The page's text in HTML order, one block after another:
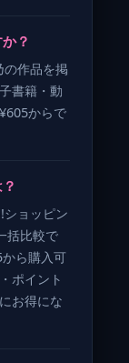
？
作品を掲
書籍・動
からで
ョッピン
括比較で
ら購入可
ポイント
お得にな